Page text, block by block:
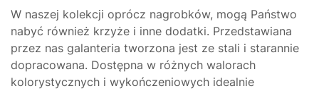
W naszej kolekcji oprócz nagrobków, mogą Państwo
nabyć również krzyże i inne dodatki. Przedstawiana
przez nas galanteria tworzona jest ze stali i starannie
dopracowana. Dostępna w różnych walorach
kolorystycznych i wykończeniowych idealnie